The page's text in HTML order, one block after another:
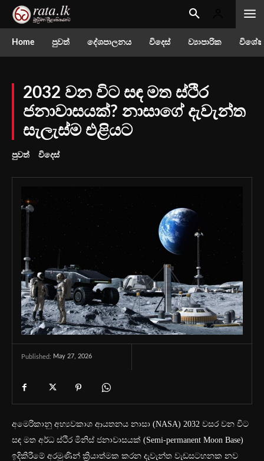
Home පුවත් දේශපාලනය විදෙස් ව්‍යාපාරික
2032 වන විට සඳ මත ස්ථිර
ජනාවාසයක්? නාසාගේ දැවැන්ත
සැලැස්ම එළියට
පුවත් විදෙස්
Published: May 27, 2026
අමෙරිකානු අභ්‍යවකාශ ආයතනය නාසා (NASA) 2032 වසර වන විට
සඳ මත අර්ධ ස්ථිර මිනිස් ජනාවාසයක් (Semi-permanent Moon Base)
ඉදිකිරීමේ අරමුණින් ක්‍රියාත්මක කරන දැවැන්ත වැඩසටහනක නව